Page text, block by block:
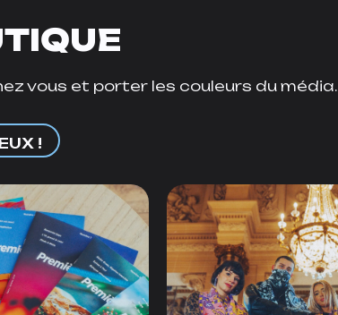
vous et porter les couleurs du média.
!